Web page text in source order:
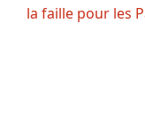
la faille pour les